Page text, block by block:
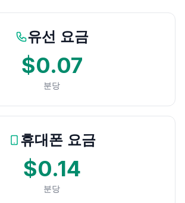
유선 요금
$0.07
분당
휴대폰 요금
$0.14
분당